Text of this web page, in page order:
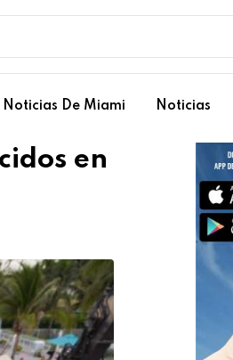
Noticias De Miami Noticias
en